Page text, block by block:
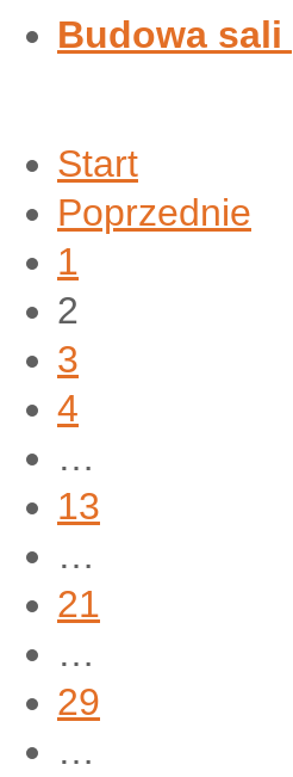
Budowa
Start
Poprzednie
1
2
3
4
…
13
…
21
…
29
…